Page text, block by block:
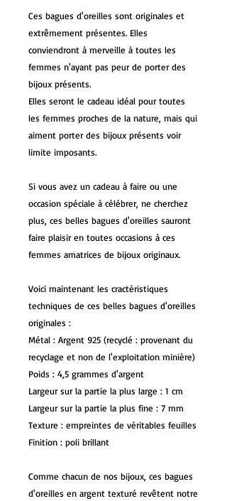
Ces bagues d'oreilles sont originales et
extrêmement présentes. Elles
conviendront à merveille à toutes les
femmes n'ayant pas peur de porter des
bijoux présents.
Elles seront le cadeau idéal pour toutes
les femmes proches de la nature, mais qui
aiment porter des bijoux présents voir
limite imposants.
Si vous avez un cadeau à faire ou une
occasion spéciale à célébrer, ne cherchez
plus, ces belles bagues d'oreilles sauront
faire plaisir en toutes occasions à ces
femmes amatrices de bijoux originaux.
Voici maintenant les cractéristiques
techniques de ces belles bagues d'oreilles
originales :
Métal : Argent 925 (recyclé : provenant du
recyclage et non de l'exploitation minière)
Poids : 4,5 grammes d'argent
Largeur sur la partie la plus large : 1 cm
Largeur sur la partie la plus fine : 7 mm
Texture : empreintes de véritables feuilles
Finition : poli brillant
Comme chacun de nos bijoux, ces bagues
d'oreilles en argent texturé revêtent notre